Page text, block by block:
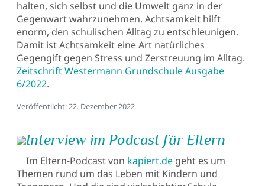
halten, sich selbst und die Umwelt ganz in der
Gegenwart wahrzunehmen. Achtsamkeit hilft
enorm, den schulischen Alltag zu entschleunigen.
Damit ist Achtsamkeit eine Art natürliches
Gegengift gegen Stress und Zerstreuung im Alltag.
Zeitschrift Westermann Grundschule Ausgabe
6/2022.
Details
Veröffentlicht: 22. Dezember 2022
Interview im Podcast für Eltern
Im Eltern-Podcast von kapiert.de geht es um
Themen rund um das Leben mit Kindern und